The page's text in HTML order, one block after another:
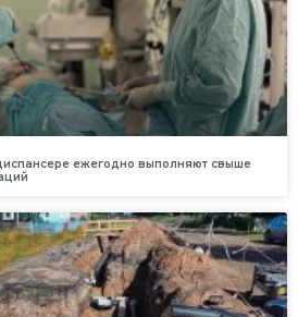
ежегодно выполняют свыше